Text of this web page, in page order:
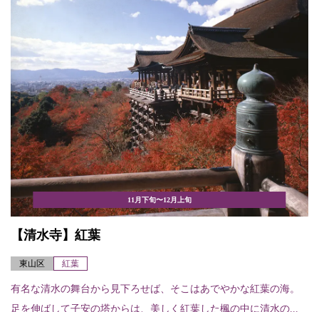
11月下旬〜12月上旬
【清水寺】紅葉
東山区 紅葉
有名な清水の舞台から見下ろせば、そこはあでやかな紅葉の海。
足を伸ばして子安の塔からは、美しく紅葉した楓の中に清水の...